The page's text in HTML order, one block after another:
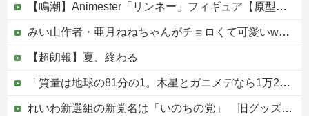
【鳴潮】Animester「リンネー」フィギュア【原型公開】
みい山作者・亜月ねねちゃんがチョロくて可愛いwwwwwww （※画像あり）他
【超朗報】夏、終わる
「質量は地球の81分の1。木星とガニメデなら1万2800分の1」月がどれだけ規格外なのか、数字で並べてみると…
れいわ新選組の新党名は「いのちの党」 旧グッズ半額で販売 どうなる秘書給与疑惑